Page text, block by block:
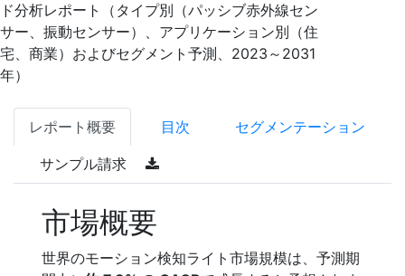
ド分析レポート（タイプ別（パッシブ赤外線セン
サー、振動センサー）、アプリケーション別（住
宅、商業）およびセグメント予測、2023～2031
年）
レポート概要 目次 セグメンテーション
サンプル請求
市場概要
世界のモーション検知ライト市場規模は、予測期